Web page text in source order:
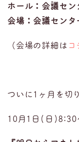
ホール：会議セ
会場：会議セン
（会場の詳細は コ
ついに1ヶ月を切
10月1日(日)8:30